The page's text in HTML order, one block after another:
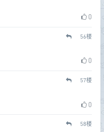
0
56楼
0
57楼
0
58楼